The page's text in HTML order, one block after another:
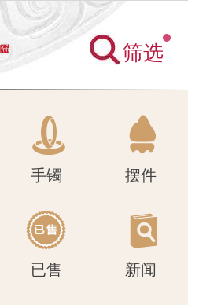
已售 新闻
筛选
手镯 摆件
已售 新闻